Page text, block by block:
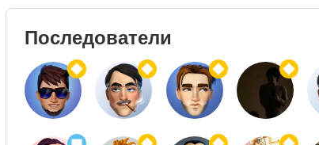
Последователи